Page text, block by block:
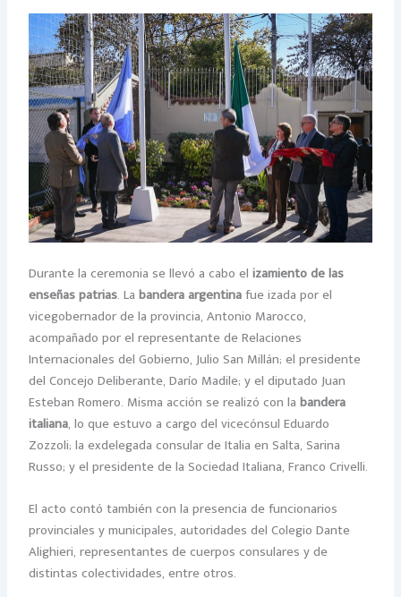
Durante la ceremonia se llevó a cabo elizamiento de las
enseñas patrias. Labandera argentinafue izada por el
vicegobernador de la provincia, Antonio Marocco,
acompañado por el representante de Relaciones
Internacionales del Gobierno, Julio San Millán; el presidente
del Concejo Deliberante, Darío Madile; y el diputado Juan
Esteban Romero. Misma acción se realizó con labandera
italiana, lo que estuvo a cargo del vicecónsul Eduardo
Zozzoli; la exdelegada consular de Italia en Salta, Sarina
Russo; y el presidente de la Sociedad Italiana, Franco Crivelli.
El acto contó también con la presencia de funcionarios
provinciales y municipales, autoridades del Colegio Dante
Alighieri, representantes de cuerpos consulares y de
distintas colectividades, entre otros.